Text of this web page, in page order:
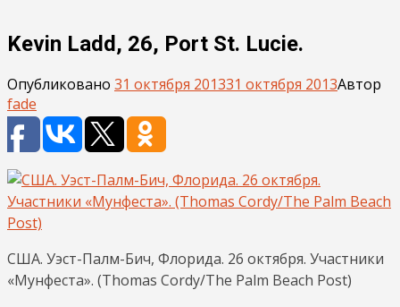
Kevin Ladd, 26, Port St. Lucie.
Опубликовано 31 октября 201331 октября 2013Автор
fade
США. Уэст-Палм-Бич, Флорида. 26 октября. Участники
«Мунфеста». (Thomas Cordy/The Palm Beach Post)